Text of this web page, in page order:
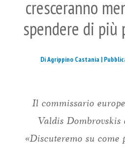
cresceranno
spendere di più
Di Agrippino Castania |
Il commissario
Valdis Dombrovskis
«Discuteremo su come